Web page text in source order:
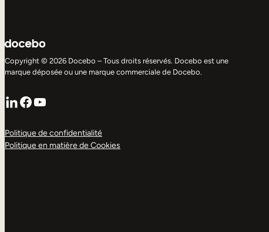
Copyright © 2026 Docebo – Tous droits réservés. Docebo est une
marque déposée ou une marque commerciale de Docebo.
LinkedIn
Facebook
YouTube
Politique de confidentialité
Politique en matière de Cookies